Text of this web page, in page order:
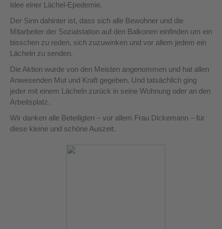
Idee einer Lächel-Epedemie.
Der Sinn dahinter ist, dass sich alle Bewohner und die
Mitarbeiter der Sozialstation auf den Balkonen einfinden um ein
bisschen zu reden, sich zuzuwinken und vor allem jedem ein
Lächeln zu senden.
Die Aktion wurde von den Meisten angenommen und hat allen
Anwesenden Mut und Kraft gegeben. Und tatsächlich ging
jeder mit einem Lächeln zurück in seine Wohnung oder an den
Arbeitsplatz.
Wir danken alle Beteiligten – vor allem Frau Dickemann – für
diese kleine und schöne Auszeit.